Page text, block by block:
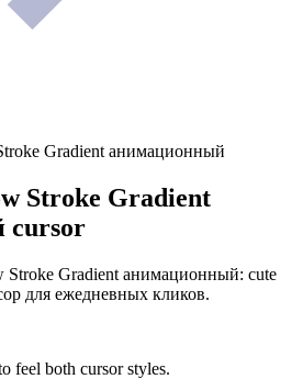
Gradient анимационный
Stroke Gradient
cursor
Stroke Gradient анимационный: cute
для ежедневных кликов.
feel both cursor styles.